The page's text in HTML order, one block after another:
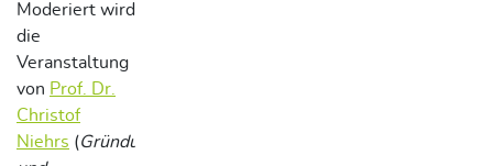
Moderiert wird
die
Veranstaltung
von Prof. Dr.
Christof
Niehrs (Gründungsdirektor